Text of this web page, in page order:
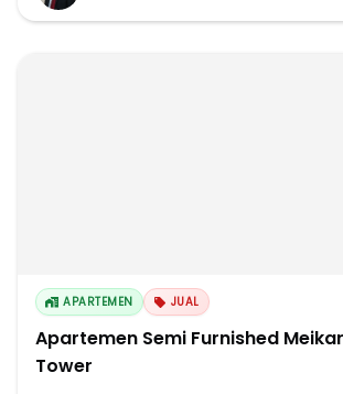
APARTEMEN JUAL
Apartemen Semi Furnished
Tower